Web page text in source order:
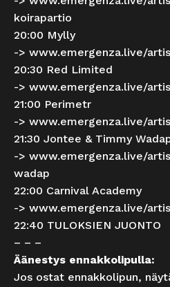
koirapartio
20:00 Mylly
-> www.emergenza.live/
20:30 Red Limited
-> www.emergenza.live/
21:00 Perimetr
-> www.emergenza.live/
21:30 Jontee & Timmy
-> www.emergenza.live/
wadap
22:00 Carnival Academy
-> www.emergenza.live/
22:40 TULOKSIEN JUONTO
– – –
Äänestys ennakkolipulla:
Jos ostat ennakkolipun,